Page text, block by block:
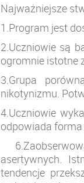
Najważniejsze
1.Program jest
2.Uczniowie są
ogromnie istotne
3.Grupa
nikotynizmu.
4.Uczniowie
odpowiada
asertywnych.
tendencje